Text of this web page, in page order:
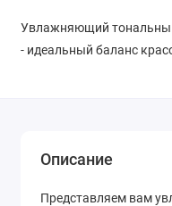
Увлажняющий тональный
- идеальный баланс
Описание
Представляем вам